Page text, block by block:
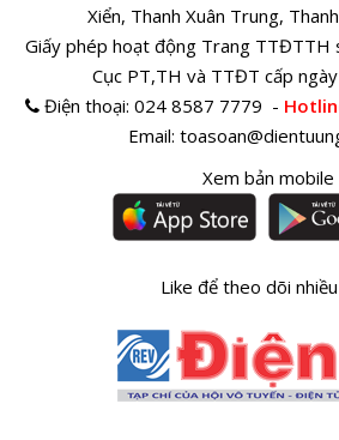
Xiển, Thanh Xuân Trung,
Giấy phép hoạt động Trang
Cục PT,TH và TTĐT cấp
Điện thoại:024 8587 7779 -
Email:
Xem bản mobile
Like để theo dõi